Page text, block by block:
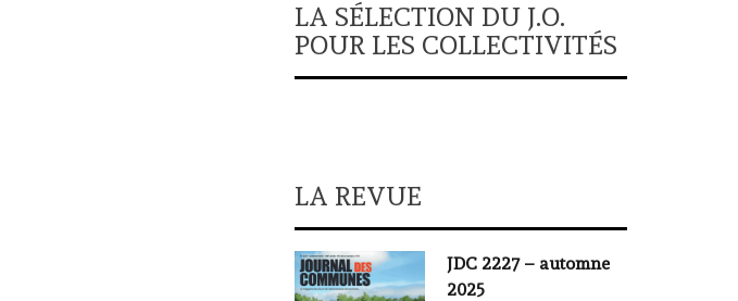
LA SÉLECTION DU J.O.
POUR LES COLLECTIVITÉS
LA REVUE
JDC 2227 – automne
2025